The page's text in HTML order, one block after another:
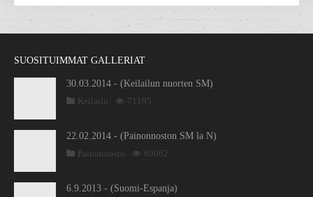
SUOSITUIMMAT GALLERIAT
30.03.2014 - (Keilailun nuorten SM)
Keilailu
71195
22.02.2014 - (Painonnoston SM la N)
Painonnosto
69062
6.9.2013 - (Suomi-Espanja)